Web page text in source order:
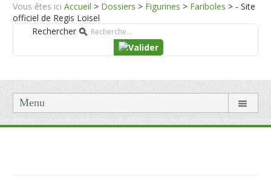
Vous êtes ici Accueil > Dossiers > Figurines > Fariboles > - Site
officiel de Regis Loisel
Rechercher
Menu